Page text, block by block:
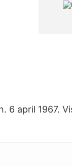
6 april 1967.